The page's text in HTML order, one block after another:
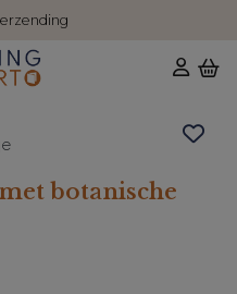
botanische